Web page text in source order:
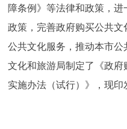
政民互动
参与调查
障条例》等法律和政策，
政策，完善政府购买公共
公共文化服务，推动本市
文化和旅游局制定了《政府
实施办法（试行）》，现印